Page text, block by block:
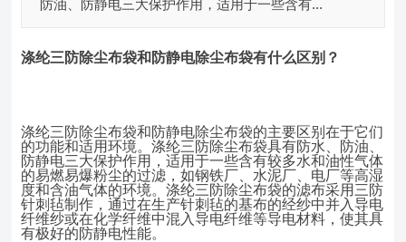
防油、防静电三大保护作用，适用于一些含有...
涤纶三防除尘布袋和防静电除尘布袋有什么区别 ？
涤纶三防除尘布袋和防静电除尘布袋的主要区别在于它们
的功能和适用环境。涤纶三防除尘布袋具有防水、防油、
防静电三大保护作用，适用于一些含有较多水和油性气体
的易燃易爆粉尘的过滤，如钢铁厂、水泥厂、电厂等高湿
度和含油气体的环境。涤纶三防除尘布袋的滤布采用三防
针刺毡制作，通过在生产针刺毡的基布的经纱中并入导电
纤维纱或在化学纤维中混入导电纤维等导电材料，使其具
有极好的防静电性能。